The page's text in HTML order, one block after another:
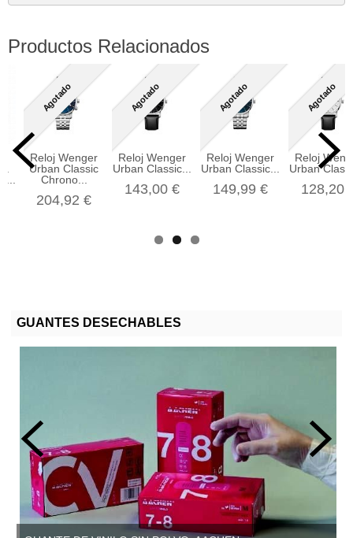
GUANTES DESECHABLES
Productos Relacionados
Agotado
Reloj Wenger
Urban Classic
Chrono...
204,92 €
Agotado
Reloj Wenger
Urban Classic...
143,00 €
Agotado
Reloj Wenger
Urban Classic...
149,99 €
Agotado
Reloj
Urban
128,20